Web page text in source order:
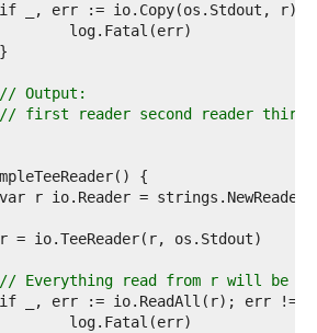
// Output:
// first reader second reader third
// Everything read from r will be